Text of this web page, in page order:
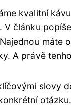
kvalitní
článku
máte
A právě
slovy